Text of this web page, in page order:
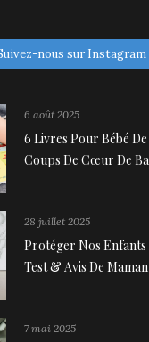
nous sur Instagram
6 août 2025
6 Livres Pour Bébé De
Coups De Cœur De
28 juillet 2025
Protéger Nos Enfants
Test & Avis De Maman
7 mai 2025